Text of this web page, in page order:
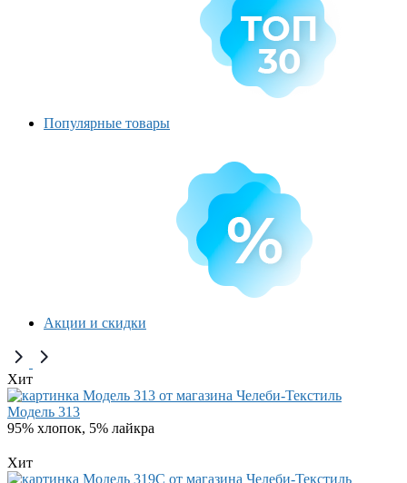
Популярные товары
Акции и скидки
Хит
Модель 313
95% хлопок, 5% лайкра
Хит